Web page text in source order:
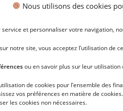
Nous utilisons des cookies
et personnaliser votre navigation,
notre site, vous acceptez l’utilisation de
ou en savoir plus sur leur utilisation
de cookies pour l’ensemble des
vos préférences en matière de cookies.
les cookies non nécessaires.